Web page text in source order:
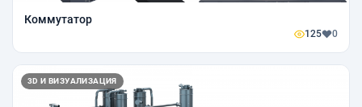
Коммутатор
125 0
3D И ВИЗУАЛИЗАЦИЯ